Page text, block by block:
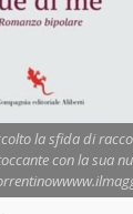
la sfida di
con la sua